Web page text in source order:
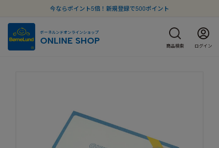
今ならポイント5倍！新規登録で500ポイント
ボーネルンドオンラインショップ
ONLINE SHOP 商品検索 ログイン